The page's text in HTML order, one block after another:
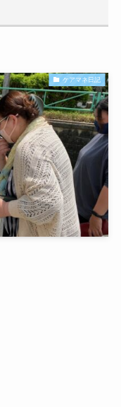
ケアマネ日記